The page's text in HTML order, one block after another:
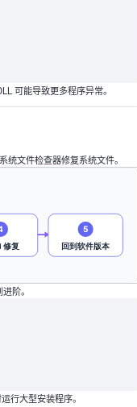
可能导致更多程序异常。
文件检查器修复系统文件。
阶。
行大型安装程序。